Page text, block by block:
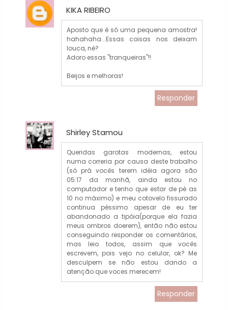
KIKA RIBEIRO
Aposto que é só uma pequena amostra!
hahahaha...Essas coisas nos deixam
louca, né?
Adoro essas "tranqueiras"!!
Beijos e melhoras!
Responder
Shirley Stamou
Queridas garotas modernas, estou
numa correria por causa deste trabalho
(só prá vocês terem idéia agora são
05:17 da manhã, ainda estou no
computador e tenho que estar de pé as
10 no máximo) e meu cotovelo fissurado
continua péssimo apesar de eu ter
abandonado a tipóia(porque ela fazia
meus ombros doerem), então não estou
conseguindo responder os comentários,
mas leio todos, assim que vocês
escrevem, pois vejo no celular, ok? Me
desculpem se não estou dando a
atenção que voces merecem!
Responder